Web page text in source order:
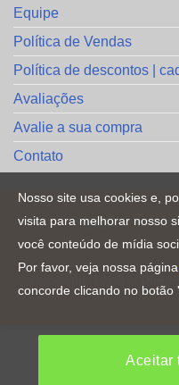
Equipe
Política de Vendas
Política de descontos |
Avaliações
Avalie a sua compra
Contato
Nosso site usa cookies e,
visita para melhorar nosso
você conteúdo de mídia
Por favor, veja nossa página
concorde clicando no botão
Aceitar